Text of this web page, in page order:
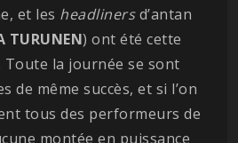
et les headlinersd’antan
TURUNEN) ont été cette
la journée se sont
de même succès, et si l’on
tous des performeurs de
montée en puissance